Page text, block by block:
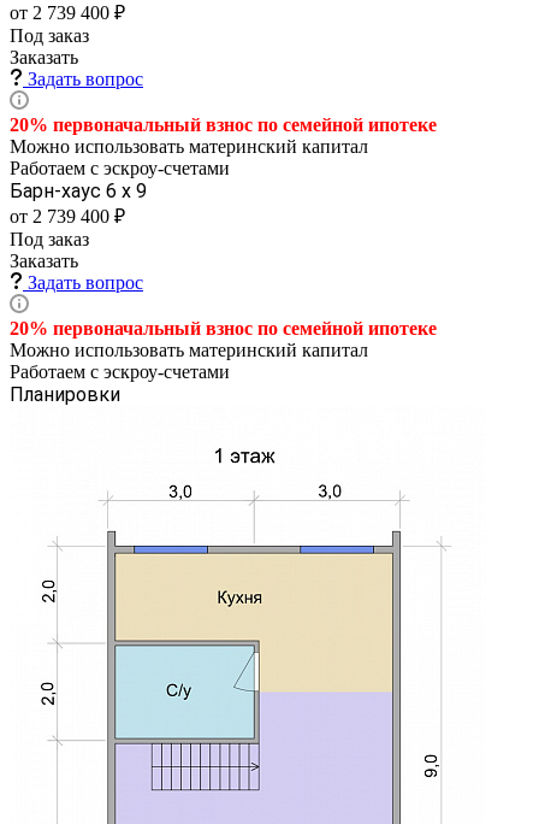
от 2 739 400 ₽
Под заказ
Заказать
Задать вопрос
20% первоначальный взнос по семейной ипотеке
Можно использовать материнский капитал
Работаем с эскроу-счетами
Барн-хаус 6 х 9
от 2 739 400 ₽
Под заказ
Заказать
Задать вопрос
20% первоначальный взнос по семейной ипотеке
Можно использовать материнский капитал
Работаем с эскроу-счетами
Планировки